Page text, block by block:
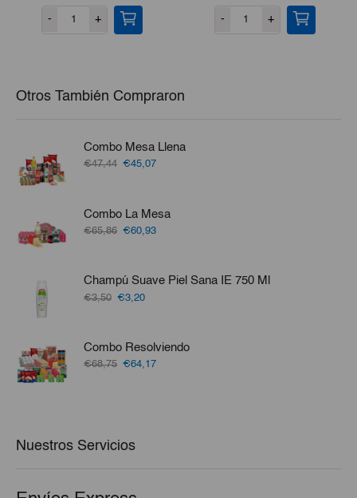
- + - +
Otros También Compraron
Combo Mesa Llena
€47,44 El
€47,44.
€45,07El
€45,07.
Combo La Mesa
€65,86 El
era:
€65,86.
€60,93El
es:
€60,93.
Champú Suave Piel Sana IE 750 Ml
€3,50 El
era:
€3,50.
€3,20El
es:
€3,20.
Combo Resolviendo
€68,75 El
€64,17El
Nuestros Servicios